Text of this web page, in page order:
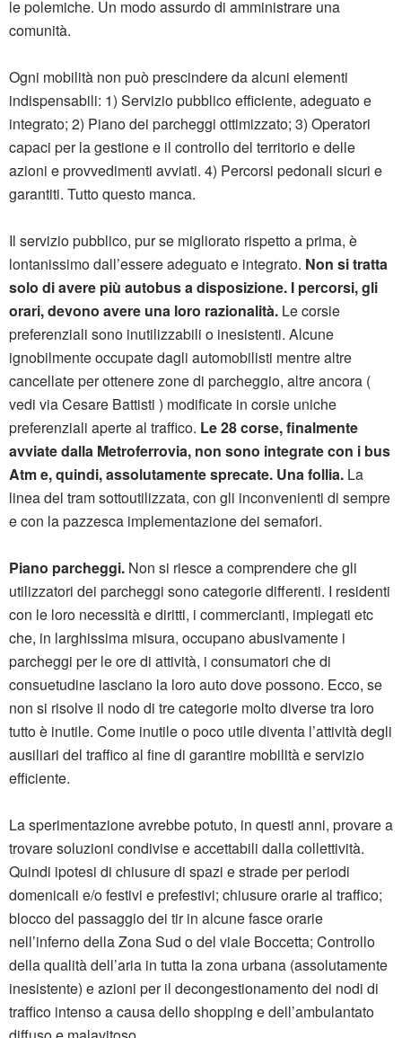
le polemiche. Un modo assurdo di amministrare una
comunità.
Ogni mobilità non può prescindere da alcuni elementi
indispensabili: 1) Servizio pubblico efficiente, adeguato e
integrato; 2) Piano dei parcheggi ottimizzato; 3) Operatori
capaci per la gestione e il controllo del territorio e delle
azioni e provvedimenti avviati. 4) Percorsi pedonali sicuri e
garantiti. Tutto questo manca.
Il servizio pubblico, pur se migliorato rispetto a prima, è
lontanissimo dall’essere adeguato e integrato. Non si tratta
solo di avere più autobus a disposizione. I percorsi, gli
orari, devono avere una loro razionalità. Le corsie
preferenziali sono inutilizzabili o inesistenti. Alcune
ignobilmente occupate dagli automobilisti mentre altre
cancellate per ottenere zone di parcheggio, altre ancora (
vedi via Cesare Battisti ) modificate in corsie uniche
preferenziali aperte al traffico. Le 28 corse, finalmente
avviate dalla Metroferrovia, non sono integrate con i bus
Atm e, quindi, assolutamente sprecate. Una follia. La
linea del tram sottoutilizzata, con gli inconvenienti di sempre
e con la pazzesca implementazione dei semafori.
Piano parcheggi. Non si riesce a comprendere che gli
utilizzatori dei parcheggi sono categorie differenti. I residenti
con le loro necessità e diritti, i commercianti, impiegati etc
che, in larghissima misura, occupano abusivamente i
parcheggi per le ore di attività, i consumatori che di
consuetudine lasciano la loro auto dove possono. Ecco, se
non si risolve il nodo di tre categorie molto diverse tra loro
tutto è inutile. Come inutile o poco utile diventa l’attività degli
ausiliari del traffico al fine di garantire mobilità e servizio
efficiente.
La sperimentazione avrebbe potuto, in questi anni, provare a
trovare soluzioni condivise e accettabili dalla collettività.
Quindi ipotesi di chiusure di spazi e strade per periodi
domenicali e/o festivi e prefestivi; chiusure orarie al traffico;
blocco del passaggio dei tir in alcune fasce orarie
nell’inferno della Zona Sud o del viale Boccetta; Controllo
della qualità dell’aria in tutta la zona urbana (assolutamente
inesistente) e azioni per il decongestionamento dei nodi di
traffico intenso a causa dello shopping e dell’ambulantato